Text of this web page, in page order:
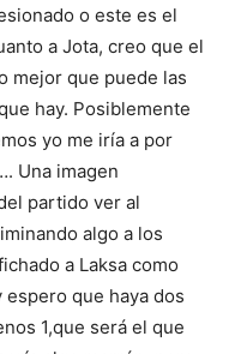
o este es el
a Jota, creo que el
mejor que puede las
hay. Posiblemente
yo me iría a por
Una imagen
partido ver al
algo a los
a Laksa como
que haya dos
1,que será el que